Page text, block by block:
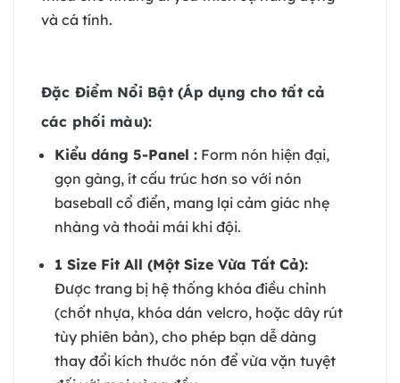
và cá tính.
Đặc Điểm Nổi Bật (Áp dụng cho tất cả
các phối màu):
Kiểu dáng 5-Panel : Form nón hiện đại,
gọn gàng, ít cấu trúc hơn so với nón
baseball cổ điển, mang lại cảm giác nhẹ
nhàng và thoải mái khi đội.
1 Size Fit All (Một Size Vừa Tất Cả):
Được trang bị hệ thống khóa điều chỉnh
(chốt nhựa, khóa dán velcro, hoặc dây rút
tùy phiên bản), cho phép bạn dễ dàng
thay đổi kích thước nón để vừa vặn tuyệt